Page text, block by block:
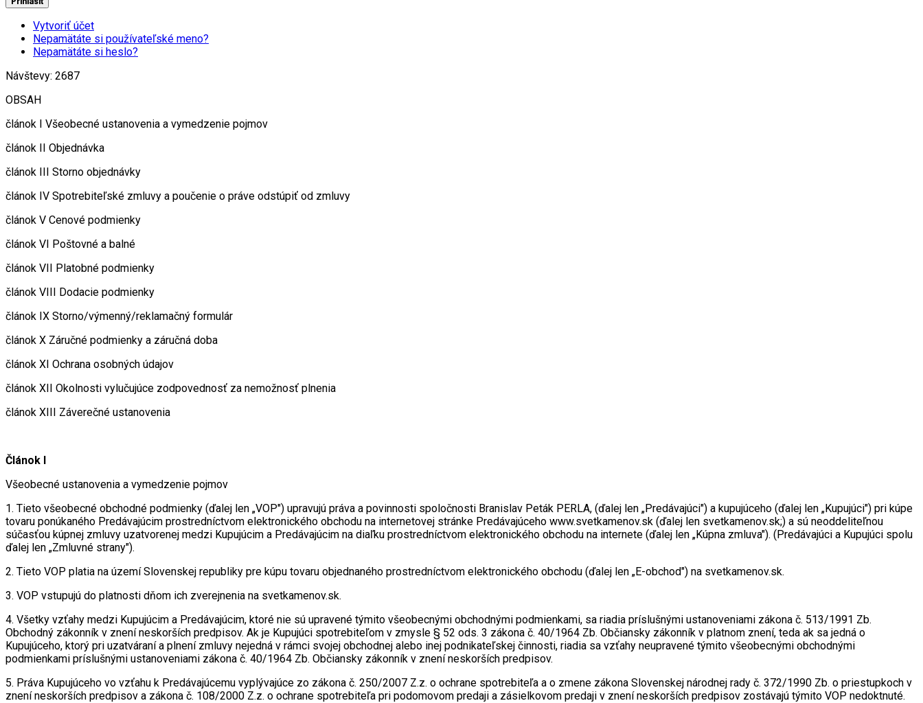
Vytvoriť účet
Nepamätáte si používateľské meno?
Nepamätáte si heslo?
Návštevy: 2687
OBSAH
článok I Všeobecné ustanovenia a vymedzenie pojmov
článok II Objednávka
článok III Storno objednávky
článok IV Spotrebiteľské zmluvy a poučenie o práve odstúpiť od zmluvy
článok V Cenové podmienky
článok VI Poštovné a balné
článok VII Platobné podmienky
článok VIII Dodacie podmienky
článok IX Storno/výmenný/reklamačný formulár
článok X Záručné podmienky a záručná doba
článok XI Ochrana osobných údajov
článok XII Okolnosti vylučujúce zodpovednosť za nemožnosť plnenia
článok XIII Záverečné ustanovenia
Článok I
Všeobecné ustanovenia a vymedzenie pojmov
1. Tieto všeobecné obchodné podmienky (ďalej len „VOP") upravujú práva a povinnosti spoločnosti Branislav Peták PERLA, (ďalej len „Predávajúci") a kupujúceho (ďalej len „Kupujúci") pri kúpe
tovaru ponúkaného Predávajúcim prostredníctvom elektronického obchodu na internetovej stránke Predávajúceho www.svetkamenov.sk (ďalej len svetkamenov.sk;) a sú neoddeliteľnou
súčasťou kúpnej zmluvy uzatvorenej medzi Kupujúcim a Predávajúcim na diaľku prostredníctvom elektronického obchodu na internete (ďalej len „Kúpna zmluva"). (Predávajúci a Kupujúci spolu
ďalej len „Zmluvné strany").
2. Tieto VOP platia na území Slovenskej republiky pre kúpu tovaru objednaného prostredníctvom elektronického obchodu (ďalej len „E-obchod") na svetkamenov.sk.
3. VOP vstupujú do platnosti dňom ich zverejnenia na svetkamenov.sk.
4. Všetky vzťahy medzi Kupujúcim a Predávajúcim, ktoré nie sú upravené týmito všeobecnými obchodnými podmienkami, sa riadia príslušnými ustanoveniami zákona č. 513/1991 Zb.
Obchodný zákonník v znení neskorších predpisov. Ak je Kupujúci spotrebiteľom v zmysle § 52 ods. 3 zákona č. 40/1964 Zb. Občiansky zákonník v platnom znení, teda ak sa jedná o
Kupujúceho, ktorý pri uzatváraní a plnení zmluvy nejedná v rámci svojej obchodnej alebo inej podnikateľskej činnosti, riadia sa vzťahy neupravené týmito všeobecnými obchodnými
podmienkami príslušnými ustanoveniami zákona č. 40/1964 Zb. Občiansky zákonník v znení neskorších predpisov.
5. Práva Kupujúceho vo vzťahu k Predávajúcemu vyplývajúce zo zákona č. 250/2007 Z.z. o ochrane spotrebiteľa a o zmene zákona Slovenskej národnej rady č. 372/1990 Zb. o priestupkoch v
znení neskorších predpisov a zákona č. 108/2000 Z.z. o ochrane spotrebiteľa pri podomovom predaji a zásielkovom predaji v znení neskorších predpisov zostávajú týmito VOP nedoktnuté.